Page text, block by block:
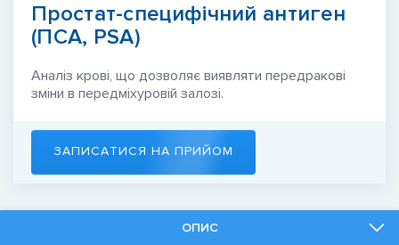
Простат-специфічний антиген
(ПСА, PSA)
Аналіз крові, що дозволяє виявляти передракові
зміни в передміхуровій залозі.
ЗАПИСАТИСЯ НА ПРИЙОМ
ОПИС